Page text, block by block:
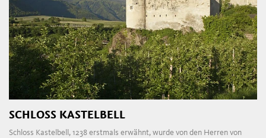
SCHLOSS KASTELBELL
Schloss Kastelbell, 1238 erstmals erwähnt, wurde von den Herren von